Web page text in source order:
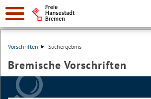
Vorschriften Suchergebnis
Bremische Vorschriften